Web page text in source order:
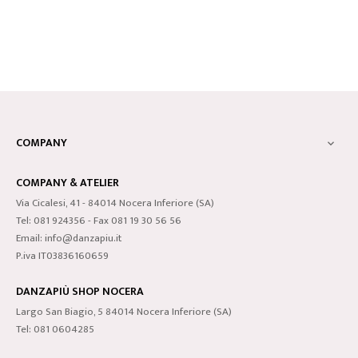
COMPANY 
COMPANY & ATELIER
Via Cicalesi, 41 - 84014 Nocera Inferiore (SA)
Tel: 081 924356 - Fax 081 19 30 56 56
Email: info@danzapiu.it
P.iva IT03836160659
DANZAPIÙ SHOP NOCERA
Largo San Biagio, 5 84014 Nocera Inferiore (SA)
Tel: 081 0604285